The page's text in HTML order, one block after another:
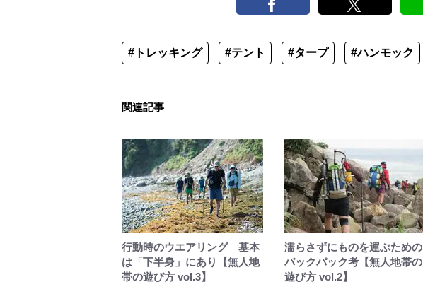
#トレッキング #テント #タープ #ハンモック
関連記事
行動時のウエアリング 基本
は「下半身」にあり【無人地
帯の遊び方 vol.3】
濡らさずにものを運ぶための
バックパック考【無人地帯の
遊び方 vol.2】